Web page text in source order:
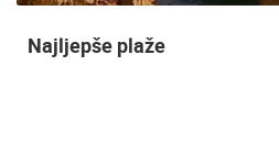
Najljepše plaže